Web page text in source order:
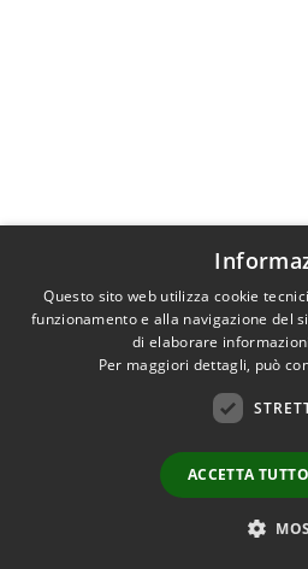
Questo sito web utilizza cookie
funzionamento e alla navigazione del
di elaborare
Per maggiori dettagli, può
ACCETTA TUTTO